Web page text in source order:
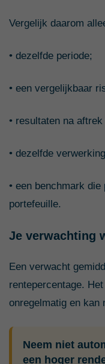
Vergelijk daarom
• dezelfde periode;
• een vergelijkbaar
• resultaten na
• dezelfde
• een benchmark
portefeuille.
Je verwachting
Een verwacht
rentepercentage.
onregelmatig en kan
Neem niet
een hoger